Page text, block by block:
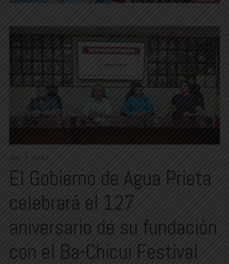
Home Estatal
El Gobierno de Agua Prieta
celebrará el 127
aniversario de su fundación
con el Ba-Chicui Festival